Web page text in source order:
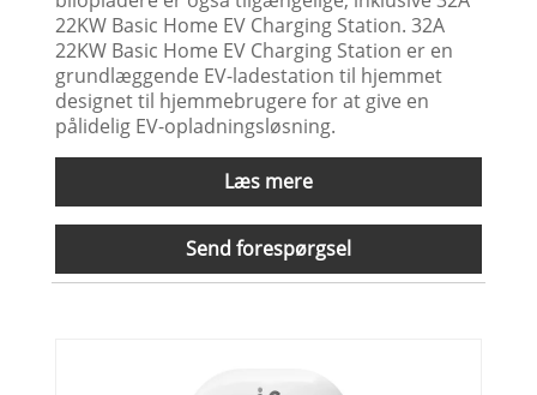
22KW Basic Home EV Charging Station. 32A
22KW Basic Home EV Charging Station er en
grundlæggende EV-ladestation til hjemmet
designet til hjemmebrugere for at give en
pålidelig EV-opladningsløsning.
Læs mere
Send forespørgsel